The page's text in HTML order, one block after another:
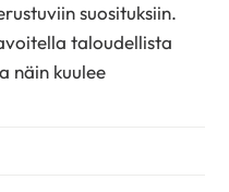
suosituksiin.
taloudellista
näin kuulee